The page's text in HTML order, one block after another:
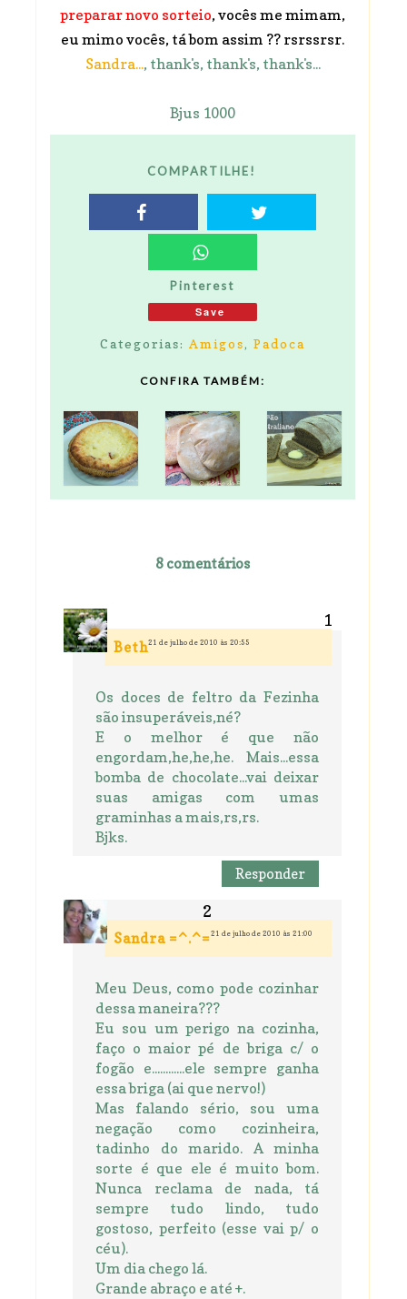
preparar novo sorteio, vocês me mimam,
eu mimo vocês, tá bom assim ?? rsrssrsr.
Sandra..., thank's, thank's, thank's...
Bjus 1000
COMPARTILHE!
Pinterest
Save
Categorias: Amigos, Padoca
CONFIRA TAMBÉM:
8 comentários
Beth21 de julho de 2010 às 20:55
Os doces de feltro da Fezinha
são insuperáveis,né?
E o melhor é que não
engordam,he,he,he. Mais...essa
bomba de chocolate...vai deixar
suas amigas com umas
graminhas a mais,rs,rs.
Bjks.
Responder
Sandra =^.^=21 de julho de 2010 às 21:00
Meu Deus, como pode cozinhar
dessa maneira???
Eu sou um perigo na cozinha,
faço o maior pé de briga c/ o
fogão e............ele sempre ganha
essa briga (ai que nervo!)
Mas falando sério, sou uma
negação como cozinheira,
tadinho do marido. A minha
sorte é que ele é muito bom.
Nunca reclama de nada, tá
sempre tudo lindo, tudo
gostoso, perfeito (esse vai p/ o
céu).
Um dia chego lá.
Grande abraço e até +.